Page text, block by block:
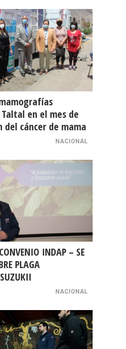
en el mes de
del cáncer de mama
NACIONAL
INDAP – SE
PLAGA
NACIONAL